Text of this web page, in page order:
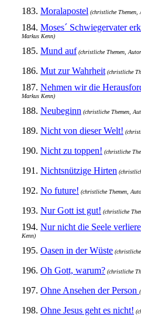
183. Moralapostel (christliche Themen,
184. Moses´ Schwiegervater
Markus Kenn)
185. Mund auf (christliche Themen,
186. Mut zur Wahrheit (christliche
187. Nehmen wir die
Markus Kenn)
188. Neubeginn (christliche Themen,
189. Nicht von dieser Welt!
190. Nicht zu toppen! (christliche
191. Nichtsnützige Hirten
192. No future! (christliche Themen,
193. Nur Gott ist gut! (christliche
194. Nur nicht die Seele
Kenn)
195. Oasen in der Wüste
196. Oh Gott, warum? (christliche
197. Ohne Ansehen der Person
198. Ohne Jesus geht es nicht!